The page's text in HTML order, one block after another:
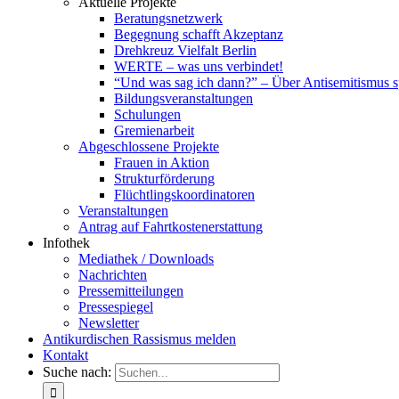
Beratungsnetzwerk
Begegnung schafft Akzeptanz
Drehkreuz Vielfalt Berlin
WERTE – was uns verbindet!
“Und was sag ich dann?” – Über Antisemitismus
Bildungsveranstaltungen
Schulungen
Gremienarbeit
Abgeschlossene Projekte
Frauen in Aktion
Strukturförderung
Flüchtlingskoordinatoren
Veranstaltungen
Antrag auf Fahrtkostenerstattung
Infothek
Mediathek / Downloads
Nachrichten
Pressemitteilungen
Pressespiegel
Newsletter
Antikurdischen Rassismus melden
Kontakt
Suche nach: